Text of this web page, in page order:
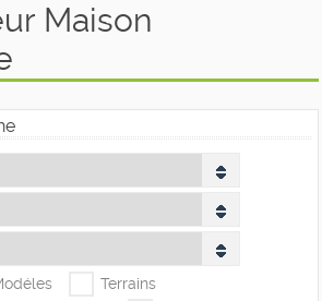
Maison
Terrains